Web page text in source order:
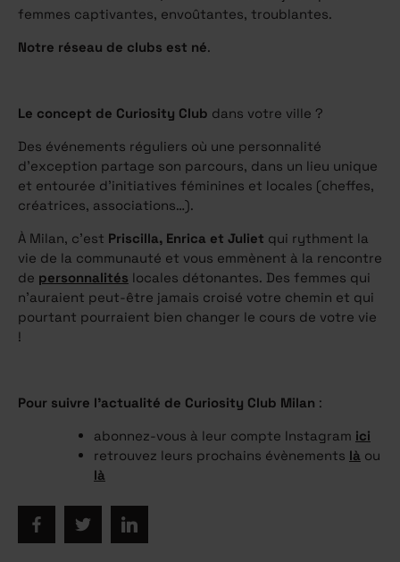
femmes captivantes, envoûtantes, troublantes.
Notre réseau de clubs est né.
Le concept de Curiosity Club dans votre ville ?
Des événements réguliers où une personnalité
d’exception partage son parcours, dans un lieu unique
et entourée d’initiatives féminines et locales (cheffes,
créatrices, associations…).
À Milan, c’est Priscilla, Enrica et Juliet qui rythment la
vie de la communauté et vous emmènent à la rencontre
de personnalités locales détonantes. Des femmes qui
n’auraient peut-être jamais croisé votre chemin et qui
pourtant pourraient bien changer le cours de votre vie
!
Pour suivre l’actualité de Curiosity Club Milan :
abonnez-vous à leur compte Instagram ici
retrouvez leurs prochains évènements là ou
là